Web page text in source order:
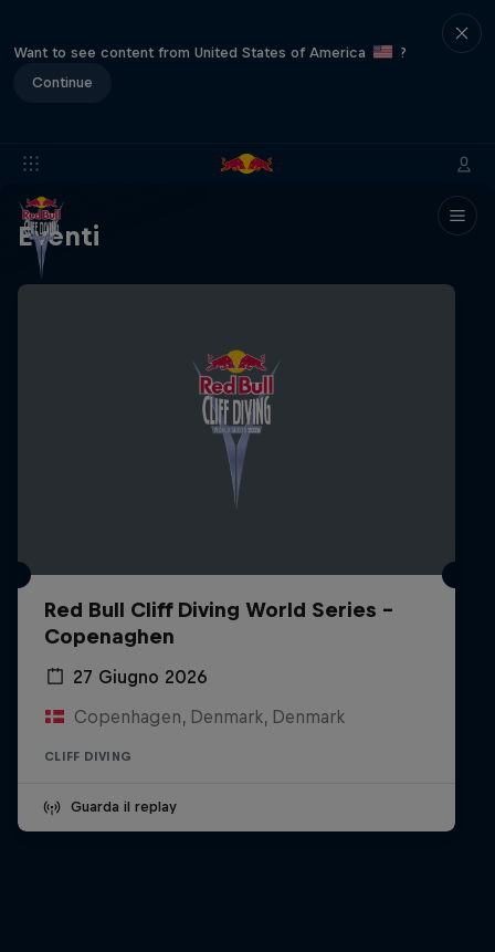
Want to see content from United States of America
?
Continue
Eventi
Red Bull Cliff Diving World Series -
Copenaghen
27 Giugno 2026
Copenhagen, Denmark, Denmark
CLIFF DIVING
Guarda il replay